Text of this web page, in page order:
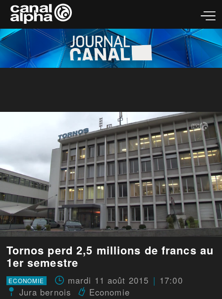
Tornos perd 2,5 millions de francs au
1er semestre
ECONOMIE mardi 11 août 2015
17:00
Jura bernois
Economie